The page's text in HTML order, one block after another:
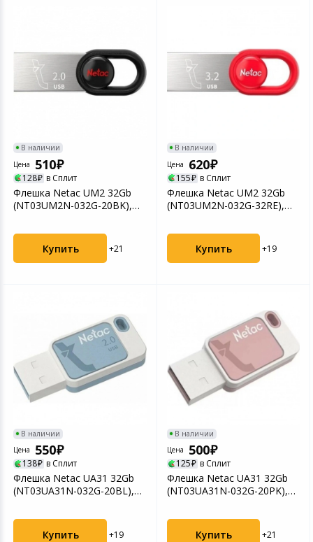
В наличии
Цена
510
128 в Сплит
Флешка Netac UM2 32Gb
(NT03UM2N-032G-20BK),
Купить +21
В наличии
Цена
620
155 в Сплит
Флешка Netac UM2 32Gb
(NT03UM2N-032G-32RE),
Купить +19
В наличии
Цена
550
138 в Сплит
Флешка Netac UA31 32Gb
(NT03UA31N-032G-20BL),
Купить +19
В наличии
Цена
500
125 в Сплит
Флешка Netac UA31 32Gb
(NT03UA31N-032G-20PK),
Купить +21